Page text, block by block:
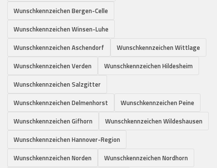
Wunschkennzeichen Bergen-Celle
Wunschkennzeichen Winsen-Luhe
Wunschkennzeichen Aschendorf
Wunschkennzeichen Wittlage
Wunschkennzeichen Verden
Wunschkennzeichen Hildesheim
Wunschkennzeichen Salzgitter
Wunschkennzeichen Delmenhorst
Wunschkennzeichen Peine
Wunschkennzeichen Gifhorn
Wunschkennzeichen Wildeshausen
Wunschkennzeichen Hannover-Region
Wunschkennzeichen Norden
Wunschkennzeichen Nordhorn